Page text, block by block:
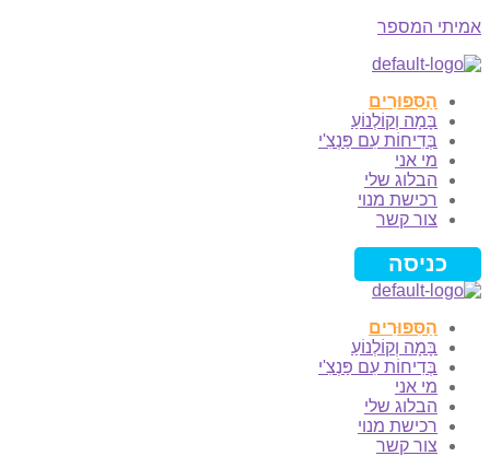
אמיתי המספר
Menu
הַסִּפּוּרִים
בָּמָה וְקוֹלְנוֹעַ
בְּדִיחוֹת עִם פַּנְצִ'י
מי אני
הבלוג שלי
רכישת מנוי
צור קשר
כניסה
הַסִּפּוּרִים
בָּמָה וְקוֹלְנוֹעַ
בְּדִיחוֹת עִם פַּנְצִ'י
מי אני
הבלוג שלי
רכישת מנוי
צור קשר